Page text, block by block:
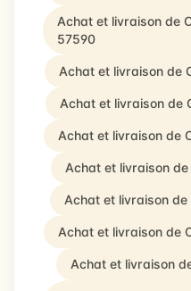
Achat et livraison de
57590
Achat et livraison de
Achat et livraison de
Achat et livraison de
Achat et livraison
Achat et livraison de
Achat et livraison de
Achat et livraison